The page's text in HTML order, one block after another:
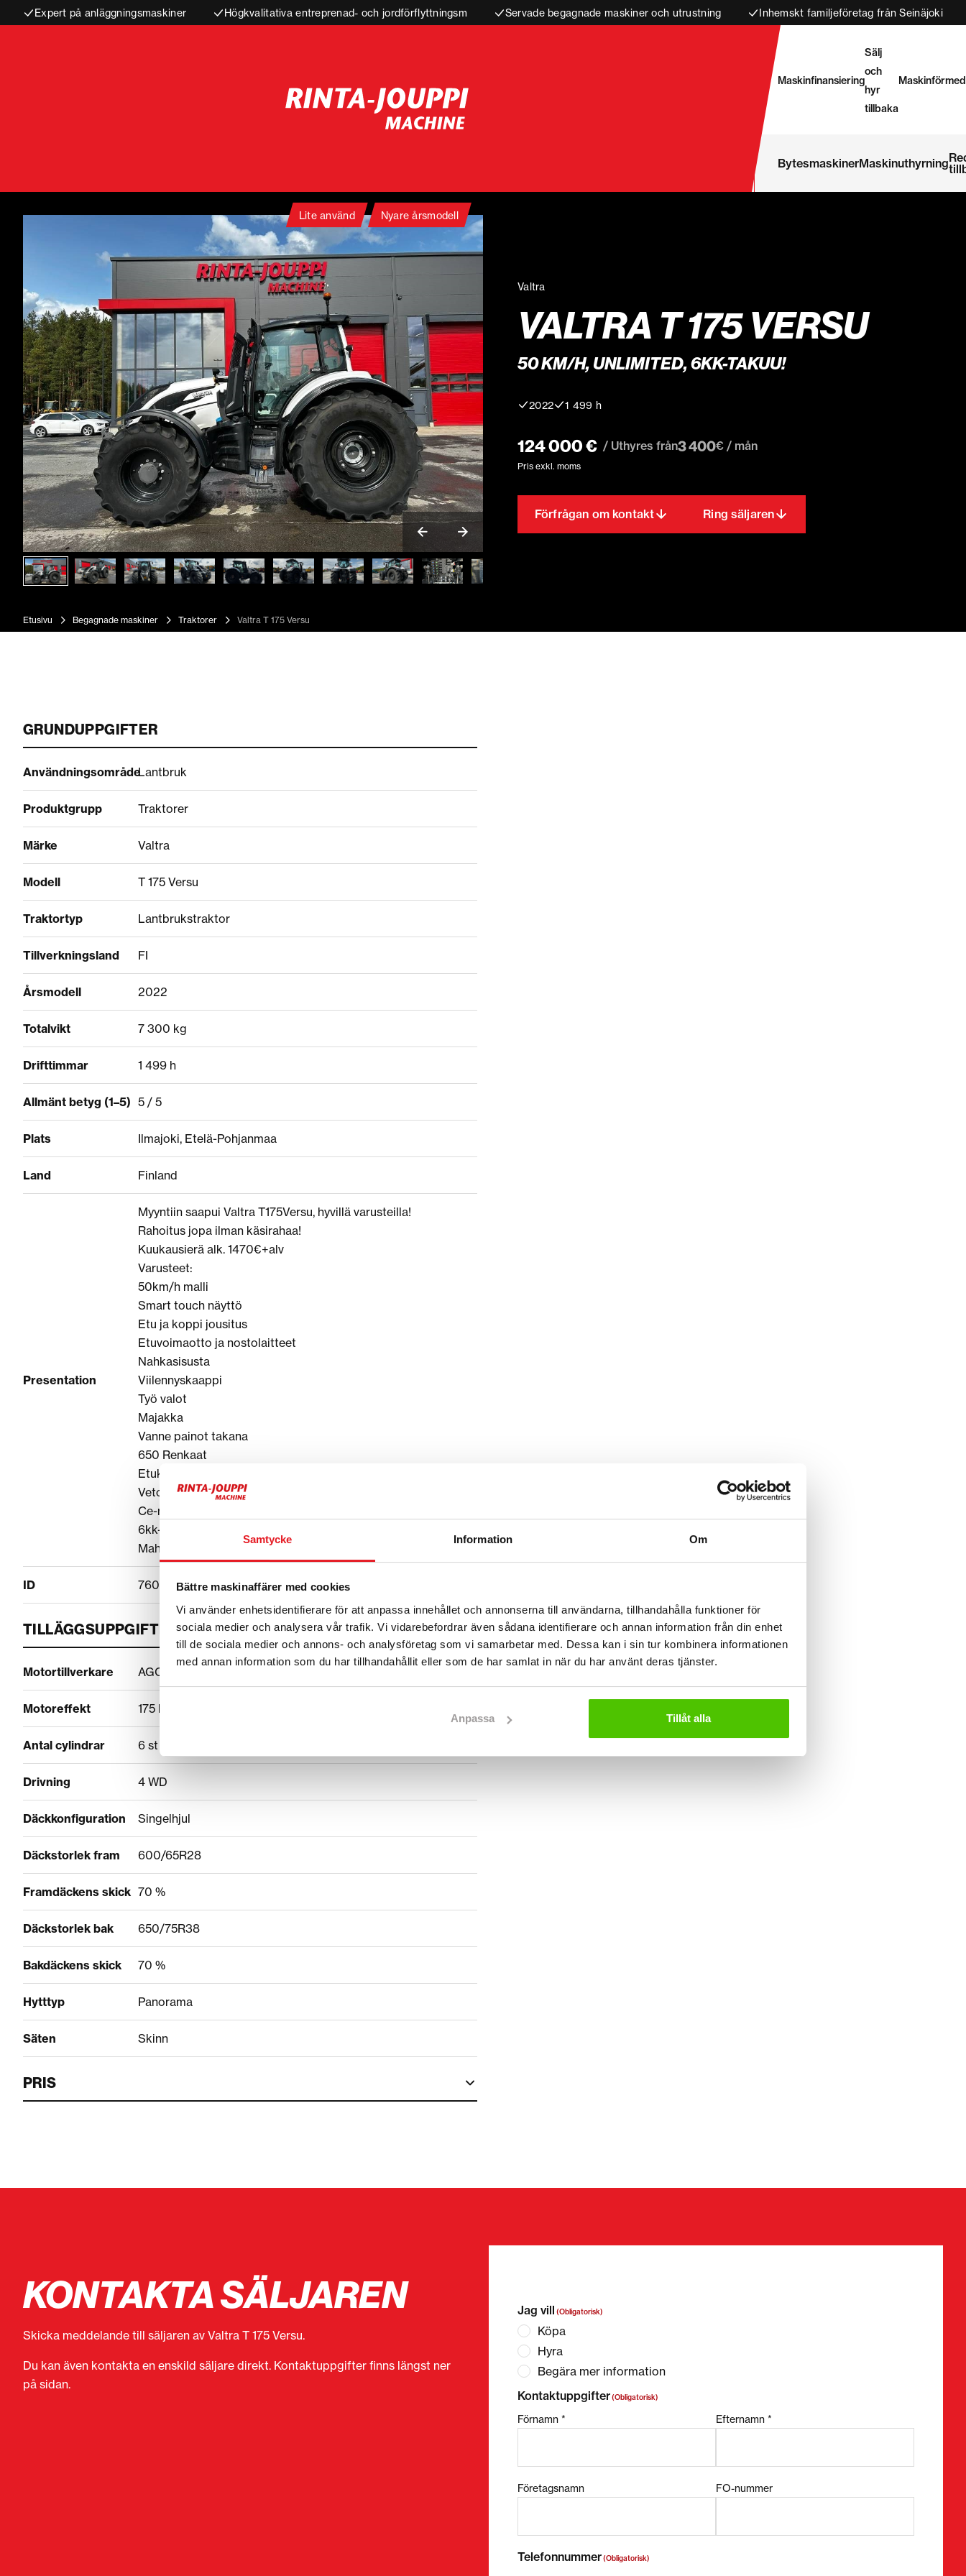
Samtycke Information Om
Bättre maskinaffärer med cookies
Vi använder enhetsidentifierare för att anpassa innehållet och annonserna till användarna, tillhandahålla funktioner för
sociala medier och analysera vår trafik. Vi vidarebefordrar även sådana identifierare och annan information från din enhet
till de sociala medier och annons- och analysföretag som vi samarbetar med. Dessa kan i sin tur kombinera informationen
med annan information som du har tillhandahållit eller som de har samlat in när du har använt deras tjänster.
Anpassa Tillåt alla
Expert på anläggningsmaskiner Högkvalitativa entreprenad- och jordförflyttningsm Servade begagnade maskiner och utrustning Inhemskt familjeföretag från Seinäjoki
Maskinfinansiering
Sälj
och
hyr
tillbaka
BytesmaskinerMaskinuthyrning
Lite använd Nyare årsmodell
Valtra
VALTRA T 175 VERSU
50 KM/H, UNLIMITED, 6KK-TAKUU!
2022 1 499 h
124 000 € / Uthyres från3 400€ / mån
Pris exkl. moms
Förfrågan om kontakt Ring säljaren
Etusivu Begagnade maskiner Traktorer Valtra T 175 Versu
GRUNDUPPGIFTER
AnvändningsområdeLantbruk
Produktgrupp Traktorer
Märke Valtra
Modell T 175 Versu
Traktortyp Lantbrukstraktor
Tillverkningsland FI
Årsmodell 2022
Totalvikt 7 300 kg
Drifttimmar 1 499 h
Allmänt betyg (1–5) 5 / 5
Plats Ilmajoki, Etelä-Pohjanmaa
Land Finland
Presentation
Myyntiin saapui Valtra T175Versu, hyvillä varusteilla!
Rahoitus jopa ilman käsirahaa!
Kuukausierä alk. 1470€+alv
Varusteet:
50km/h malli
Smart touch näyttö
Etu ja koppi jousitus
Etuvoimaotto ja nostolaitteet
Nahkasisusta
Viilennyskaappi
Työ valot
Majakka
Vanne painot takana
650 Renkaat
Etukuormaajalle sovitteet valmiina
Vetokita ja koukku eri sovitteilla
Ce-merkitty
6kk-Takuu!
Mahdollista varustella toiveiden mukaan, kysy lisää!
ID 76036EDD
TILLÄGGSUPPGIFTER
Motortillverkare AGCO Power
Motoreffekt 175 hp
Antal cylindrar 6 st
Drivning 4 WD
Däckkonfiguration Singelhjul
Däckstorlek fram 600/65R28
Framdäckens skick 70 %
Däckstorlek bak 650/75R38
Bakdäckens skick 70 %
Hytttyp Panorama
Säten Skinn
PRIS
KONTAKTA SÄLJAREN
Skicka meddelande till säljaren av Valtra T 175 Versu.
Du kan även kontakta en enskild säljare direkt. Kontaktuppgifter finns längst ner
på sidan.
Jag vill (Obligatorisk)
Köpa
Hyra
Begära mer information
Kontaktuppgifter(Obligatorisk)
Förnamn * Efternamn *
Företagsnamn FO-nummer
Telefonnummer(Obligatorisk)